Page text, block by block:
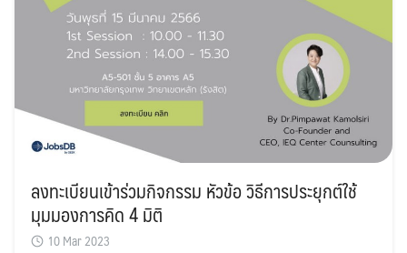
Search
ลงทะเบียนเข้าร่วมกิจกรรม หัวข้อ วิธีการประยุกต์ใช้
มุมมองการคิด 4 มิติ
10 Mar 2023